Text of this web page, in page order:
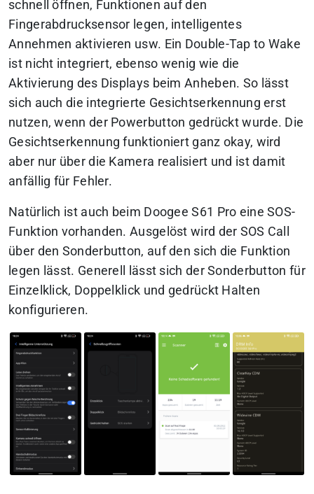
schnell öffnen, Funktionen auf den
Fingerabdrucksensor legen, intelligentes
Annehmen aktivieren usw. Ein Double-Tap to Wake
ist nicht integriert, ebenso wenig wie die
Aktivierung des Displays beim Anheben. So lässt
sich auch die integrierte Gesichtserkennung erst
nutzen, wenn der Powerbutton gedrückt wurde. Die
Gesichtserkennung funktioniert ganz okay, wird
aber nur über die Kamera realisiert und ist damit
anfällig für Fehler.
Natürlich ist auch beim Doogee S61 Pro eine SOS-
Funktion vorhanden. Ausgelöst wird der SOS Call
über den Sonderbutton, auf den sich die Funktion
legen lässt. Generell lässt sich der Sonderbutton für
Einzelklick, Doppelklick und gedrückt Halten
konfigurieren.